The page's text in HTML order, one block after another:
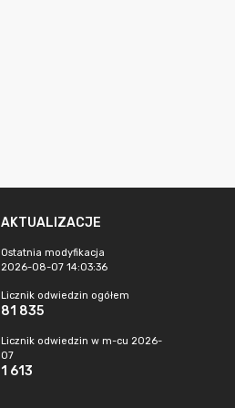
AKTUALIZACJE
Ostatnia modyfikacja
2026-08-07 14:03:36
Licznik odwiedzin ogółem
81 835
Licznik odwiedzin w m-cu 2026-
07
1 613